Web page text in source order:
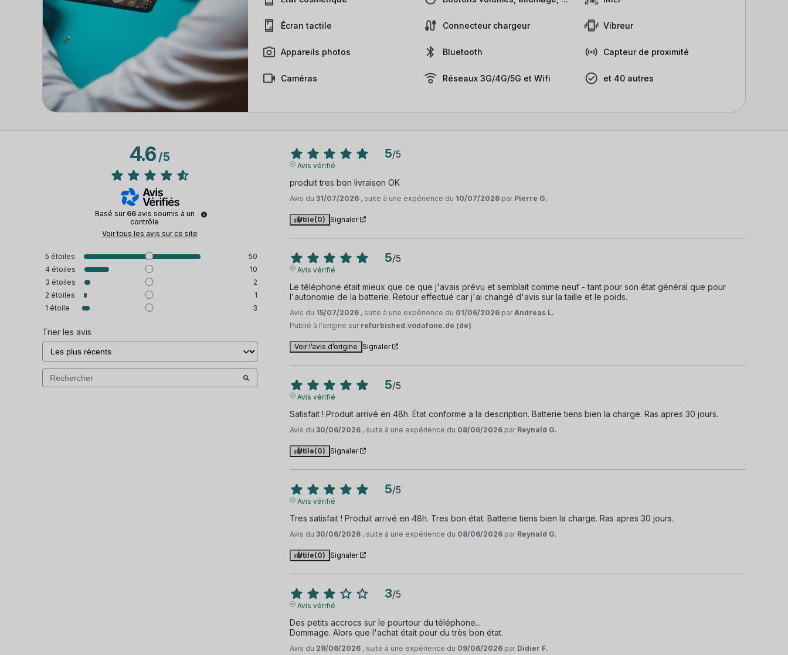
Écran tactile
Appareils photos
Caméras
Connecteur chargeur
Bluetooth
Réseaux 3G/4G/5G et Wifi
Vibreur
Capteur de proximité
et 40 autres
4.6/5
Basé sur 66 avis soumis à un
contrôle
Voir tous les avis sur ce site
5 étoiles
50
4 étoiles
10
3 étoiles
2
2 étoiles
1
1 étoile 3
Trier les avis
5/5
Avis vérifié
produit tres bon livraison OK
Avis du31/07/2026 , suite à une expérience du 10/07/2026 par Pierre G.
Utile(0) Signaler
5/5
Avis vérifié
Le téléphone était mieux que ce que j'avais prévu et semblait comme neuf - tant pour son état général que pour
l'autonomie de la batterie. Retour effectué car j'ai changé d'avis sur la taille et le poids.
Avis du 15/07/2026 , suite à une expérience du 01/06/2026 parAndreas L.
Publié à l'origine sur refurbished.vodafone.de (de)
Voir l’avis d’origine Signaler
5/5
Avis vérifié
Satisfait ! Produit arrivé en 48h. État conforme a la description. Batterie tiens bien la charge. Ras apres 30 jours.
Avis du30/06/2026 , suite à une expérience du 08/06/2026 par Reynald G.
Utile(0) Signaler
5/5
Avis vérifié
Tres satisfait ! Produit arrivé en 48h. Tres bon état. Batterie tiens bien la charge. Ras apres 30 jours.
Avis du30/06/2026 , suite à une expérience du 08/06/2026 par Reynald G.
Utile(0) Signaler
3/5
Avis vérifié
Des petits accrocs sur le pourtour du téléphone...
Dommage. Alors que l'achat était pour du très bon état.
Avis du 29/06/2026 , suite à une expérience du 09/06/2026 par Didier F.